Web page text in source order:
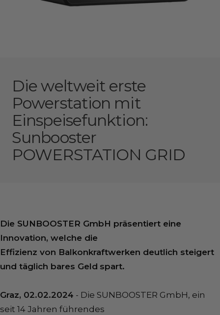
Die weltweit erste
Powerstation mit
Einspeisefunktion:
Sunbooster
POWERSTATION GRID
Die SUNBOOSTER GmbH präsentiert eine
Innovation, welche die
Effizienz von Balkonkraftwerken deutlich steigert
und täglich bares Geld spart.
Graz, 02.02.2024 - Die SUNBOOSTER GmbH, ein
seit 14 Jahren führendes